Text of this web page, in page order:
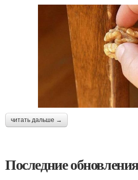
читать дальше →
Последние